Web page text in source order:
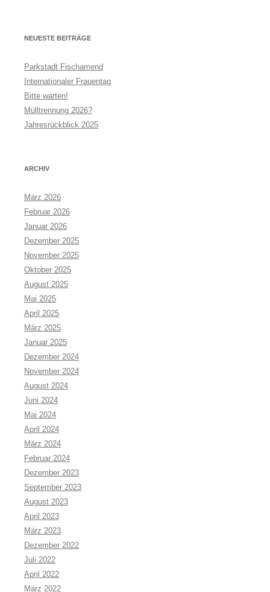
NEUESTE BEITRÄGE
Parkstadt Fischamend
Internationaler Frauentag
Bitte warten!
Mülltrennung 2026?
Jahresrückblick 2025
ARCHIV
März 2026
Februar 2026
Januar 2026
Dezember 2025
November 2025
Oktober 2025
August 2025
Mai 2025
April 2025
März 2025
Januar 2025
Dezember 2024
November 2024
August 2024
Juni 2024
Mai 2024
April 2024
März 2024
Februar 2024
Dezember 2023
September 2023
August 2023
April 2023
März 2023
Dezember 2022
Juli 2022
April 2022
März 2022